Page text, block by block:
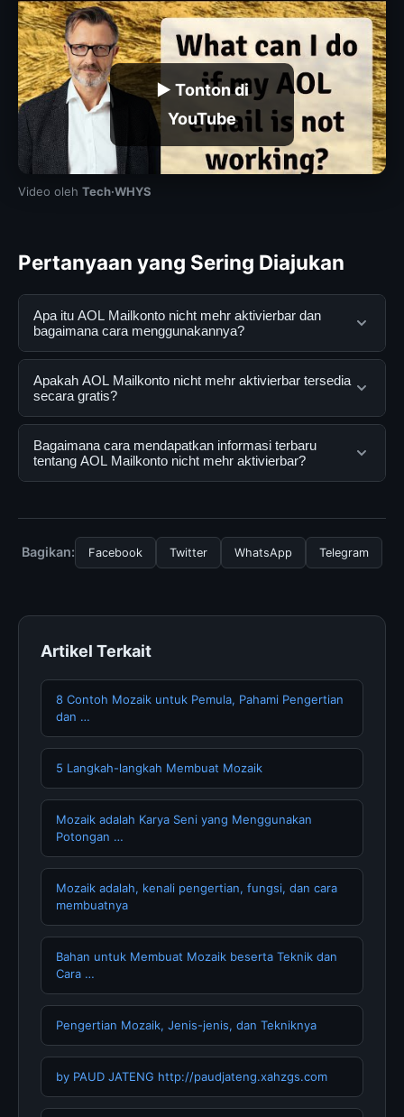
▶ Tonton di
YouTube
Video oleh Tech·WHYS
Pertanyaan yang Sering Diajukan
Apa itu AOL Mailkonto nicht mehr aktivierbar dan
bagaimana cara menggunakannya?
AOL Mailkonto nicht mehr aktivierbar adalah layanan
digital yang dirancang untuk membantu pengguna
mendapatkan informasi lengkap dan terpercaya. Anda
dapat menggunakannya dengan mengunjungi situs
resmi dan mengikuti panduan yang tersedia.
Apakah AOL Mailkonto nicht mehr aktivierbar tersedia
secara gratis?
Ya, AOL Mailkonto nicht mehr aktivierbar dapat diakses
secara gratis oleh semua pengguna. Tidak ada biaya
tersembunyi atau langganan yang diperlukan untuk
Bagaimana cara mendapatkan informasi terbaru
tentang AOL Mailkonto nicht mehr aktivierbar?
mengunjungi halaman resmi kami secara berkala. Kami
selalu memperbarui konten dengan informasi terkini dan
Bagikan: Facebook Twitter WhatsApp Telegram
Artikel Terkait
8 Contoh Mozaik untuk Pemula, Pahami Pengertian
dan …
5 Langkah-langkah Membuat Mozaik
Mozaik adalah Karya Seni yang Menggunakan
Potongan …
Mozaik adalah, kenali pengertian, fungsi, dan cara
membuatnya
Bahan untuk Membuat Mozaik beserta Teknik dan
Cara …
Pengertian Mozaik, Jenis-jenis, dan Tekniknya
by PAUD JATENG http://paudjateng.xahzgs.com